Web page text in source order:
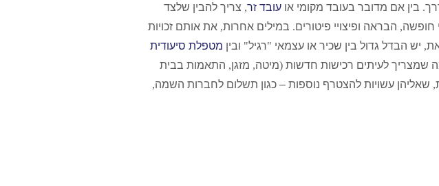
. בין אם מדובר בעובד מקומי או עובד זר, צריך להבין שלצד
חופשה, הבראה ופיצויי פיטורים. במילים אחרות, את אותם זכויות
, יש הבדל גדול בין שכיר או עצמאי "רגיל" ובין מטפלת סיעודית
שמצריך לעיתים רכישות חדשות (מיטה, מזגן, התאמות בבית
, שאליהן עשויות להצטרף נוספות – כגון תשלום לחברות השמה,